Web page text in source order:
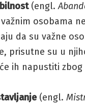
(engl.
osobama
da su važne
prisutne su u
ih napustiti
(engl.